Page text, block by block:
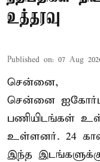
உத்தரவு
Published on: 07 Aug
சென்னை,
சென்னை
பணியிடங்கள்
உள்ளனர். 24
இந்த